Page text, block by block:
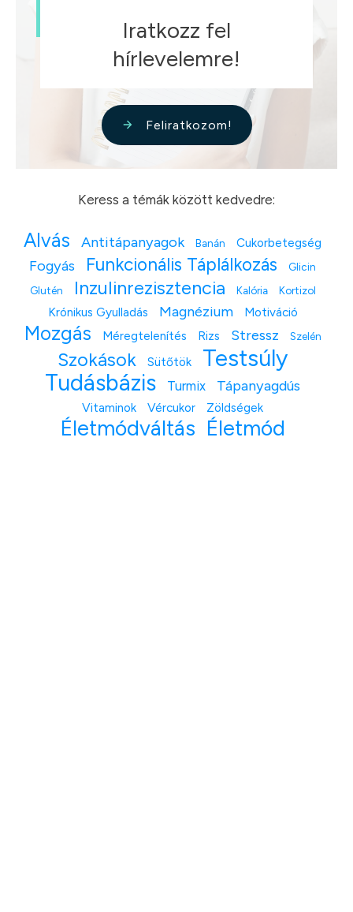
Iratkozz fel
hírlevelemre!
Feliratkozom!
Keress a témák között kedvedre:
Alvás Antitápanyagok Banán Cukorbetegség
Fogyás Funkcionális Táplálkozás
Glicin
Glutén
Inzulinrezisztencia Kalória Kortizol
Krónikus Gyulladás Magnézium Motiváció
Mozgás Méregtelenítés Rizs Stressz Szelén
Szokások Sütőtök Testsúly
Tudásbázis Turmix Tápanyagdús
Vitaminok Vércukor Zöldségek
Életmódváltás Életmód